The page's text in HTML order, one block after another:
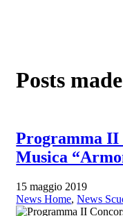
Direttivo
Scuola di
Circolari e
Corsi
Elenco
Posts
Programma II
Musica
15 maggio 2019
News Home,News